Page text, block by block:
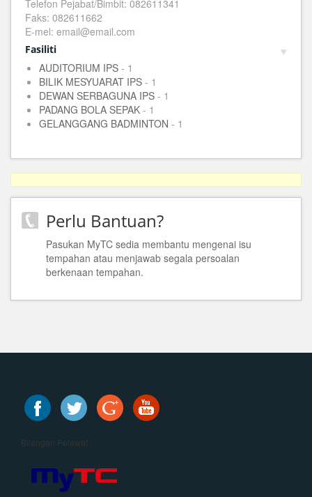
Telefon Pejabat/Bimbit: 082611341
Faks: 082611662
E-mel: email@email.com
Fasiliti
AUDITORIUM IPS - 1
BILIK MESYUARAT IPS - 1
DEWAN SERBAGUNA IPS - 1
PADANG BOLA SEPAK - 1
GELANGGANG BADMINTON - 1
Perlu Bantuan?
Pasukan MyTC sedia membantu mengenai isu
tempahan atau menjawab segala persoalan
berkenaan tempahan.
Bilangan Pelawat